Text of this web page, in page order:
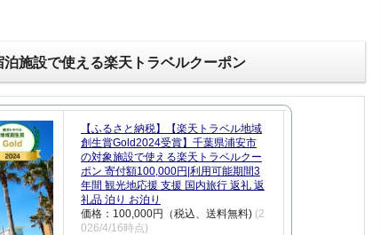
施設で使える楽天トラベルクーポン
【ふるさと納税】【楽天トラベル地域
創生賞Gold2024受賞】千葉県浦安市
の対象施設で使える楽天トラベルクー
ポン 寄付額100,000円|利用可能期間3
年間 観光地応援 支援 国内旅行 返礼 返
礼品 泊り お泊り
価格：100,000円（税込、送料無料) (2
026/4/16時点)